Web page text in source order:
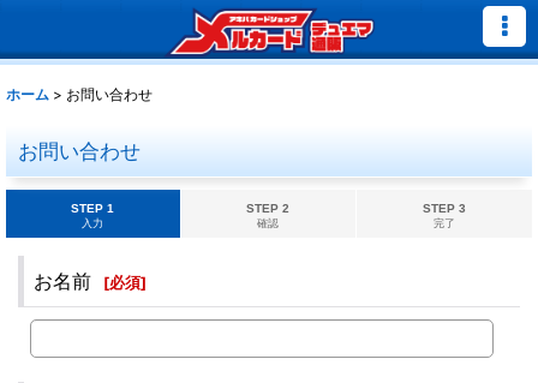
ホーム > お問い合わせ
お問い合わせ
STEP 1
入力
STEP 2
確認
STEP 3
完了
お名前 [必須]